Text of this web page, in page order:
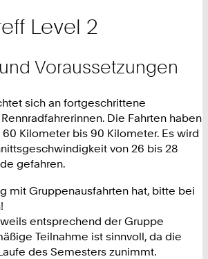
Level 2
Voraussetzungen
sich an fortgeschrittene
Die Fahrten haben
60 Kilometer bis 90 Kilometer. Es wird
von 26 bis 28
gefahren.
mit Gruppenausfahrten hat, bitte bei
entsprechend der Gruppe
Teilnahme ist sinnvoll, da die
des Semesters zunimmt.